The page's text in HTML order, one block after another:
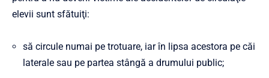
elevii sunt sfătuiţi:
să circule numai pe trotuare, iar în lipsa acestora pe căi
laterale sau pe partea stângă a drumului public;